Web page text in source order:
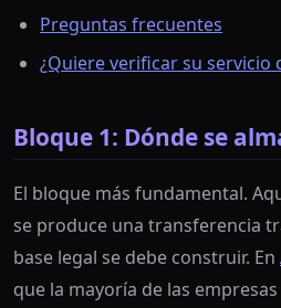
Preguntas frecuentes
¿Quiere verificar su servicio
Bloque 1: Dónde se
El bloque más fundamental.
se produce una transferencia
base legal se debe construir. En
que la mayoría de las